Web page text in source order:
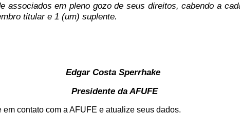
em pleno gozo de seus direitos, cabendo a cada
titular e 1 (um) suplente.
Edgar Costa Sperrhake
Presidente da AFUFE
contato com a AFUFE e atualize seus dados.